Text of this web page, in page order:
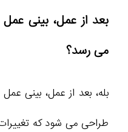
بعد از عمل، بینی
می‌ رسد؟
بله، بعد از عمل، بینی
طراحی می‌ شود که